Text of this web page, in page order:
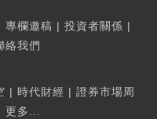
專欄邀稿 | 投資者關係 |
絡我們
| 時代財經 | 證券市場周
更多...